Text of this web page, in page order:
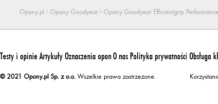
Opony.pl › Opony Goodyear › Opony Goodyear Efficientgrip
Testy i opinie ArtykułyOznaczenia oponO nas Polityka prywatności Obsługa
© 2021 Opony.pl Sp. z o.o. Wszelkie prawa zastrzeżone.